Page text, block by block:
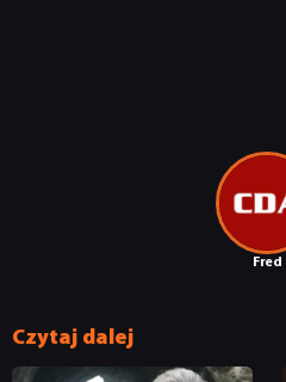
Fred
Czytaj dalej